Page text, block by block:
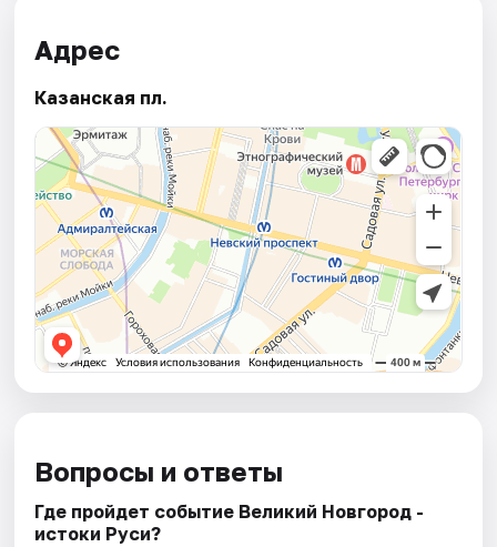
Адрес
Казанская пл.
Вопросы и ответы
Где пройдет событие Великий Новгород -
истоки Руси?